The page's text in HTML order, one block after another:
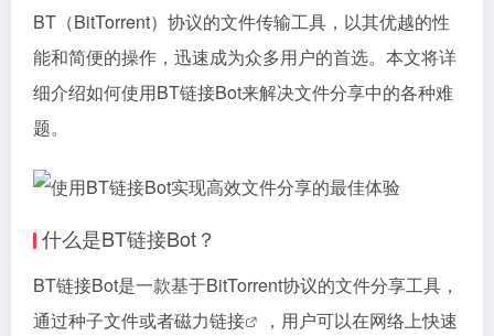
BT（BitTorrent）协议的文件传输工具，以其优越的性
能和简便的操作，迅速成为众多用户的首选。本文将详
细介绍如何使用BT链接Bot来解决文件分享中的各种难
题。
什么是BT链接Bot？
BT链接Bot是一款基于BitTorrent协议的文件分享工具，
通过种子文件或者磁力链接
，用户可以在网络上快速